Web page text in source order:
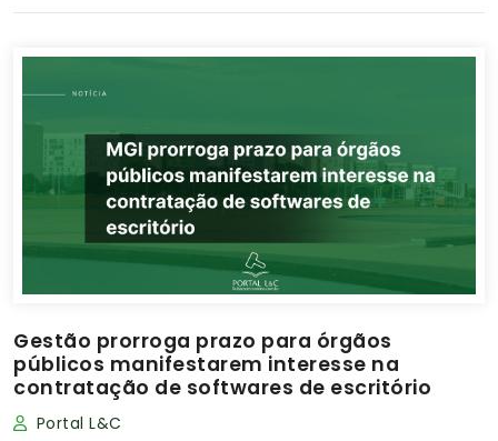
Gestão prorroga prazo para órgãos
públicos manifestarem interesse na
contratação de softwares de escritório
Portal L&C